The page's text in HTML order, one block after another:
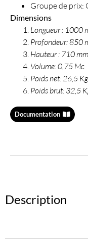
Groupe de prix:
Dimensions
Longueur : 1000
Profondeur: 850
Hauteur : 710 mm
Volume: 0,75 Mc
Poids net: 26,5 Kg
Poids brut: 32,5
Documentation
Description